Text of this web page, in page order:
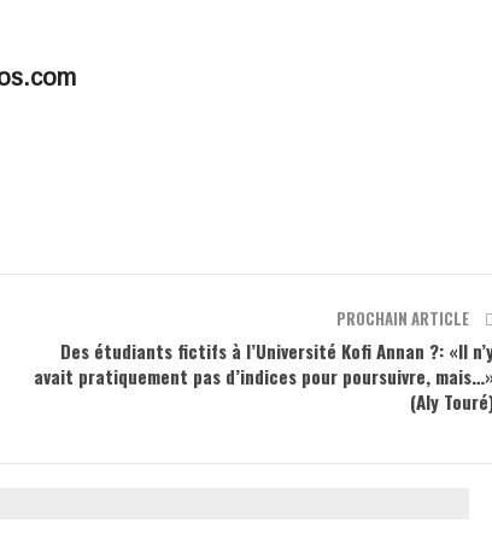
PROCHAIN ARTICLE
Des étudiants fictifs à l’Université Kofi Annan ?: «Il
avait pratiquement pas d’indices pour poursuivre, mais…»
(Aly